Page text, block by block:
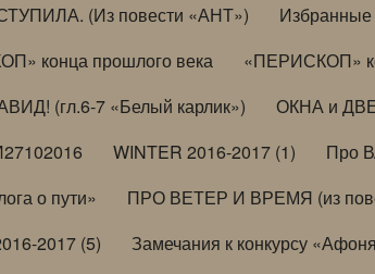
(Из повести «АНТ»)
конца прошлого века
«ПЕРИСКОП»
(гл.6-7 «Белый карлик»)
ОКНА и
WINTER 2016-2017 (1) Про
о пути»
ПРО ВЕТЕР И ВРЕМЯ (из
2017 (5)
Замечания к конкурсу